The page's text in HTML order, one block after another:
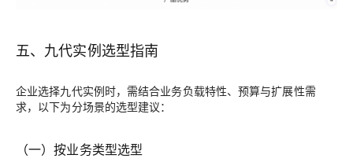
五、九代实例选型指南
企业选择九代实例时，需结合业务负载特性、预算与扩展性需
求，以下为分场景的选型建议：
（一）按业务类型选型